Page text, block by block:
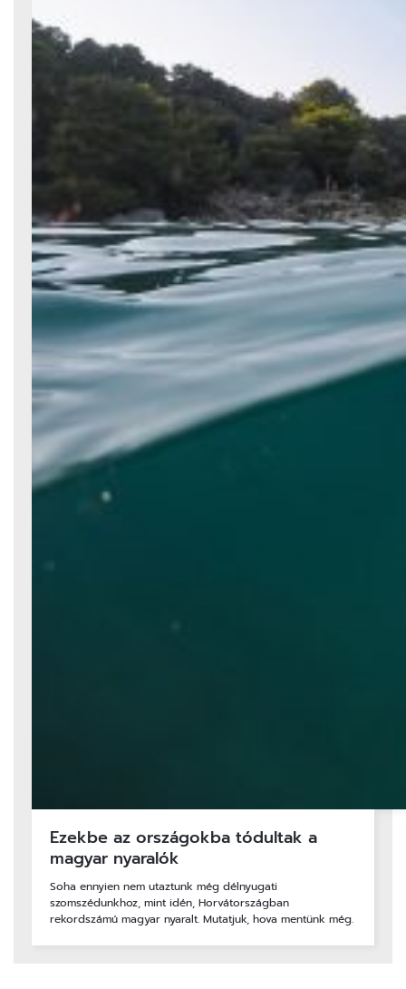
Ezekbe az országokba tódultak a
magyar nyaralók
Soha ennyien nem utaztunk még délnyugati
szomszédunkhoz, mint idén, Horvátországban
rekordszámú magyar nyaralt. Mutatjuk, hova mentünk még.